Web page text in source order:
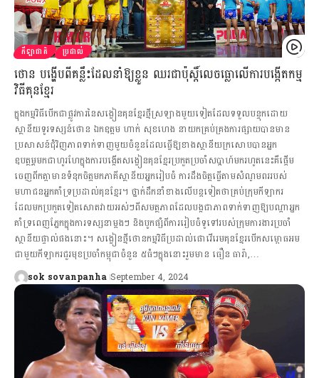
កីឡាជាតិ ប្រដាល់
ថោន បង្ហើបពីគន្លឹះដែលនាំឱ្យខ្លួន ឈរជាប៉ុស្តិ៍លេចធ្លោលើការបង្កើតកម្ម
វិធីគុនខ្មែរ
ក្នុងកម្មវិធីបើកជាផ្លូវការនៃសង្វៀនគុនខ្មែរថ្មីស្រឡាងមួយទៀតដែលទទួលបន្ទុកដោយ
ស្ថានីយទូរទស្សន៍ថោន ឯកឧត្តម ហាក់ សុខហេង នាយកគ្រប់គ្រងការផ្សាយបានមាន
ប្រសាសន៍ជុំវិញភាពទាក់ទាញមួយចំនួនដែលធ្វើឱ្យខាងស្ថានីយក្រសោបបានអ្នក
ឧបត្ថម្ភមកជាហូរហែក្នុងការបង្កើតសង្វៀនគុនខ្មែរប្រកួតប្រចាំសប្តាហ៍មករហូតនេះគឺផ្តើម
ចេញពីកត្តាមានទំនុកចិត្តមកភាគីស្ថានីយអ្នករៀបចំ ការដឹងចិត្តធ្វើតាមសំណូមពររបស់
មហាជនអ្នកគាំទ្រប្រដាល់គុនខ្មែរ។ ថ្នាក់ដឹកនាំខាងលើបន្តទៀតថាគ្រប់ក្រុមកីឡាករ
ដែលមកប្រកួតទៀតសោតវាយអស់ៗពីសមត្ថភាពដែលបង្កជាភាពទាក់ទាញឱ្យបណ្តាអ្នក
គាំទ្រពេញភ្នែកក្នុងការទស្សនាម្តងៗ និងបូកផ្សំពីការរៀបចំទូទៅរបស់ក្រុមការងារប្រចាំ
ស្ថានីយផ្ទាល់ផងនោះ។ សង្វៀនថ្មីថោនកម្មវិធីប្រដាល់ផោវើរេមគុនខ្មែរបើកសម្ពោធអម
ជាមួយកីឡាករជួរមុខប្រចាំកម្ពុជាចំនួន ៥ធំៗក្នុងនោះរួមមាន ធឿន ធារ៉ា,…
sok sovanpanha September 4, 2024